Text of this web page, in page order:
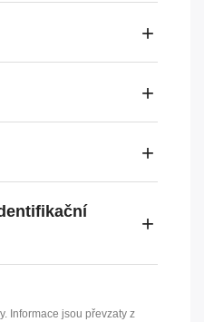
Informace jsou převzaty z